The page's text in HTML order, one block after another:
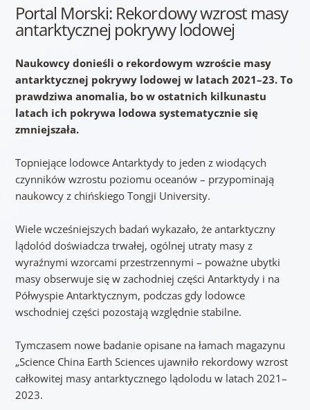
Portal Morski: Rekordowy wzrost masy
antarktycznej pokrywy lodowej
Naukowcy donieśli o rekordowym wzroście masy
antarktycznej pokrywy lodowej w latach 2021–23. To
prawdziwa anomalia, bo w ostatnich kilkunastu
latach ich pokrywa lodowa systematycznie się
zmniejszała.
Topniejące lodowce Antarktydy to jeden z wiodących
czynników wzrostu poziomu oceanów – przypominają
naukowcy z chińskiego Tongji University.
Wiele wcześniejszych badań wykazało, że antarktyczny
lądolód doświadcza trwałej, ogólnej utraty masy z
wyraźnymi wzorcami przestrzennymi – poważne ubytki
masy obserwuje się w zachodniej części Antarktydy i na
Półwyspie Antarktycznym, podczas gdy lodowce
wschodniej części pozostają względnie stabilne.
Tymczasem nowe badanie opisane na łamach magazynu
„Science China Earth Sciences ujawniło rekordowy wzrost
całkowitej masy antarktycznego lądolodu w latach 2021–
2023.